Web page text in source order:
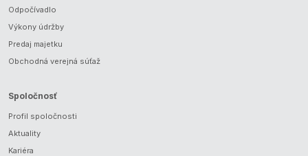
Odpočívadlo
Výkony údržby
Predaj majetku
Obchodná verejná súťaž
Spoločnosť
Profil spoločnosti
Aktuality
Kariéra